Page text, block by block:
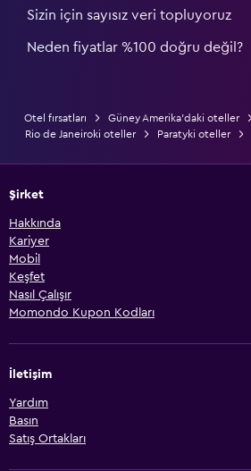
Sizin için sayısız veri topluyoruz
Neden fiyatlar %100 doğru değil?
Otel fırsatları Güney Amerika'daki oteller
Rio de Janeiroki oteller
Paratyki oteller
Şirket
Hakkında
Kariyer
Mobil
Keşfet
Nasıl Çalışır
Momondo Kupon Kodları
İletişim
Yardım
Basın
Satış Ortakları